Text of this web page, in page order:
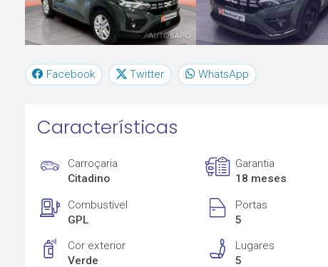
Facebook Twitter WhatsApp
Características
Carroçaria
Citadino
Garantia
18 meses
Combustível
GPL
Portas
5
Cor exterior
Verde
Lugares
5